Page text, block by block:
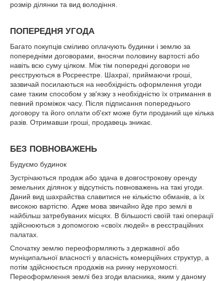
розмір ділянки та вид володіння.
ПОПЕРЕДНЯ УГОДА
Багато покупців сміливо оплачують будинки і землю за
попередніми договорами, вносячи половину вартості або
навіть всю суму цілком. Між тім попередні договори не
реєструються в Росреестре. Шахраї, приймаючи гроші,
зазвичай посилаються на необхідність оформлення угоди
саме таким способом у зв'язку з необхідністю їх отримання в
певний проміжок часу. Після підписання попереднього
договору та його оплати об'єкт може бути проданий ще кілька
разів. Отримавши гроші, продавець зникає.
БЕЗ ПОВНОВАЖЕНЬ
Будуємо будинок
Зустрічаються продаж або здача в довгострокову оренду
земельних ділянок у відсутність повноважень на такі угоди.
Даний вид шахрайства славитися не кількістю обманів, а їх
високою вартістю. Адже мова звичайно йде про землі в
найбільш затребуваних місцях. В більшості своїй такі операції
здійснюються з допомогою «своїх людей» в реєстраційних
палатах.
Спочатку землю переоформляють з державної або
муніципальної власності у власність комерційних структур, а
потім здійснюється продажів на ринку нерухомості.
Переоформлення землі без згоди власника, яким у даному